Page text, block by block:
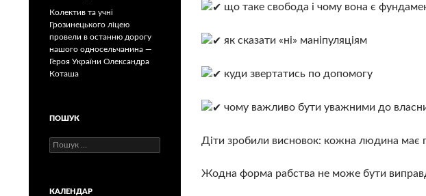
що таке свобода і чому вона є
як сказати «ні» маніпуляціям
куди звертатись по допомогу
чому важливо бути уважними до
Діти зробили висновок: кожна людина має
Жодна форма рабства не може бути
Колектив та учні
Грозинецького ліцею
провели в останню дорогу
нашого односельчанина —
Героя України Олександра
Коташа
ПОШУК
Пошук:
КАЛЕНДАР